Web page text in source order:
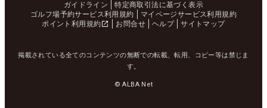
ガイドライン
特定商取引法に基づく表示
ゴルフ場予約サービス利用規約
マイページサービス利用規約
ポイント利用規約
お問合せ ヘルプ サイトマップ
掲載されている全てのコンテンツの無断での転載、転用、コピー等は禁じま
す。
© ALBA Net